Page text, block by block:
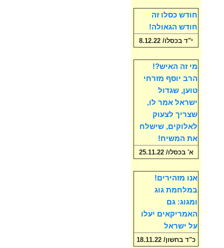
חודש כסלו זה
חודש הגאולה!
י"ד בכסלו/ 8.12.22
מי זה האיש?!
הרב יוסף מזרחי
טוען, שגדול
ישראל אמר לו,
שצריך לצעוק
לאלוקים, שישלח
את המשיח!
א' בכסלו/ 25.11.22
אנו מזהירים!
במלחמת גוג
ומגוג: גם
האמריקאים יעלו
על ישראל
כ"ד בחשון/ 18.11.22